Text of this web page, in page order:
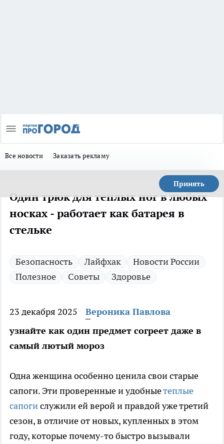
Все новости Заказать рекламу
Принять
Один трюк для теплых ног в любых
носках - работает как батарея в
стельке
Безопасность Лайфхак
Новости России
Полезное
Советы Здоровье
23 декабря 2025
Вероника Павлова
узнайте как один предмет согреет даже в
самый лютый мороз
Одна женщина особенно ценила свои старые
сапоги. Эти проверенные и удобныетеплые
сапогислужили ей верой и правдой уже третий
сезон, в отличие от новых, купленных в этом
году, которые почему-то быстро вызывали